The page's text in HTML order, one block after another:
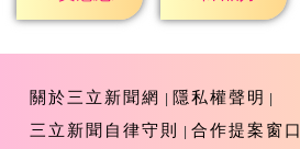
關於三立新聞網
隱私權聲明
三立新聞自律守則
合作提案窗口